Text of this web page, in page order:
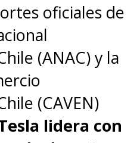
oficiales de
(ANAC) y la
(CAVEN)
lidera con